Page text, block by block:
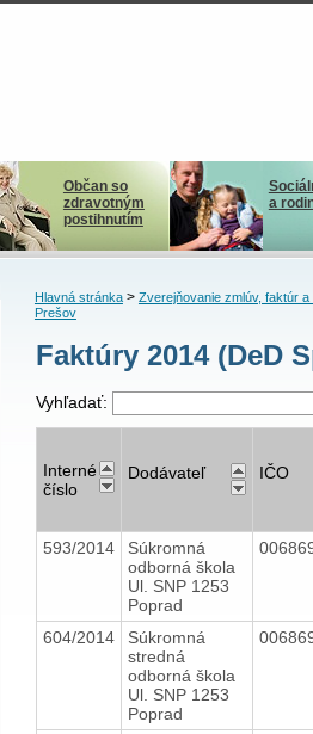
Občan so
zdravotným
postihnutím
a
Hlavná stránka> Zverejňovanie zmlúv, faktúr a
Prešov
Faktúry 2014 (DeD
Vyhľadať:
Interné
číslo
Dodávateľ IČO
593/2014
Súkromná
odborná škola
Ul. SNP 1253
Poprad
604/2014
Súkromná
stredná
odborná škola
Ul. SNP 1253
Poprad